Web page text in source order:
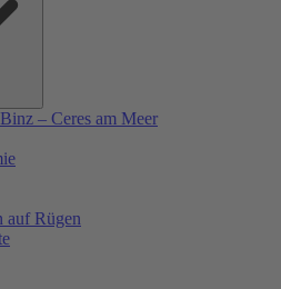
– Ceres am Meer
auf Rügen